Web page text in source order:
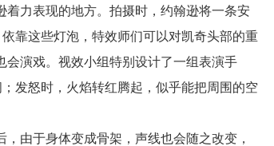
力表现的地方。拍摄时，约翰逊将一条安
靠这些灯泡，特效师们可以对凯奇头部的重
会演戏。视效小组特别设计了一组表演手
发怒时，火焰转红腾起，似乎能把周围的空
由于身体变成骨架，声线也会随之改变，